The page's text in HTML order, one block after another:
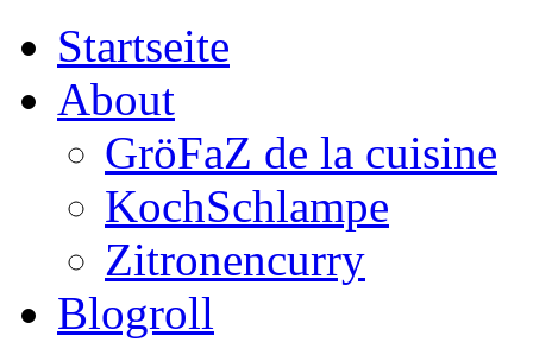
Startseite
About
GröFaZ de la cuisine
KochSchlampe
Zitronencurry
Blogroll